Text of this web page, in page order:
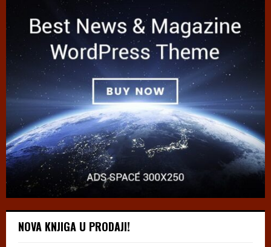
NOVA KNJIGA U PRODAJI!